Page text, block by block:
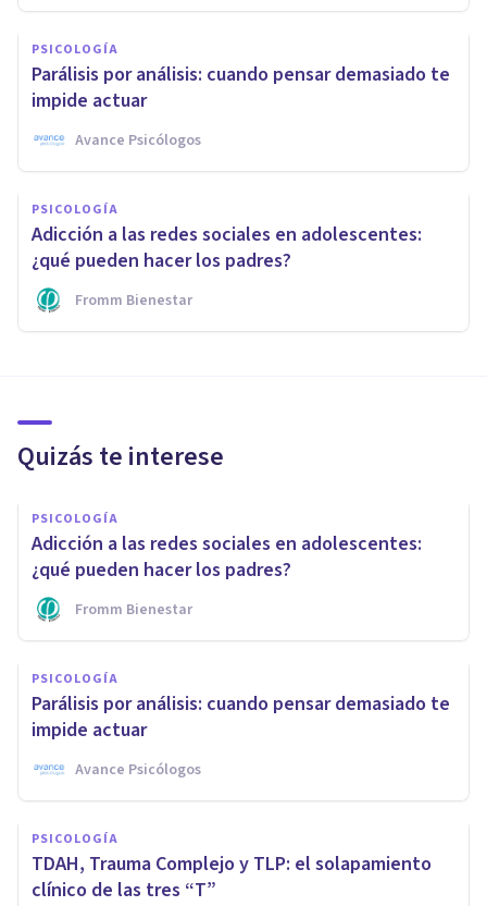
PSICOLOGÍA
Parálisis por análisis: cuando pensar demasiado te
impide actuar
Avance Psicólogos
PSICOLOGÍA
Adicción a las redes sociales en adolescentes:
¿qué pueden hacer los padres?
Fromm Bienestar
Quizás te interese
PSICOLOGÍA
Adicción a las redes sociales en adolescentes:
¿qué pueden hacer los padres?
Fromm Bienestar
PSICOLOGÍA
Parálisis por análisis: cuando pensar demasiado te
impide actuar
Avance Psicólogos
PSICOLOGÍA
TDAH, Trauma Complejo y TLP: el solapamiento
clínico de las tres “T”